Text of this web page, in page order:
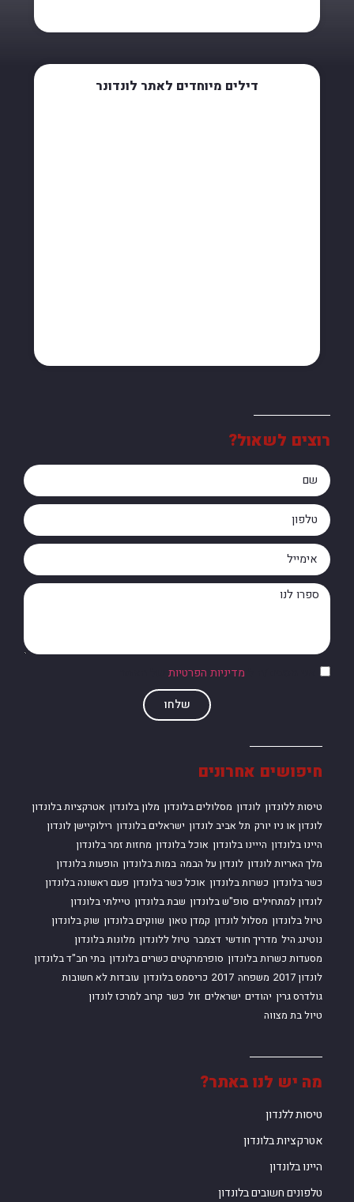
דילים מיוחדים לאתר לונדונר
מה יש לנו באתר?
טיסות ללנדון
אטרקציות בלונדון
היינו בלונדון
טלפונים חשובים בלונדון
חיפושים אחרונים
טיסות ללונדון לונדון מסלולים בלונדון מלון בלונדון אטרקציות בלונדון
לונדון או ניו יורק תל אביב לונדון ישראלים בלונדון רילוקיישן לונדון
היינו בלונדון הייינו בלונדון אוכל בלונדון מחזות זמר בלונדון
מלך האריות לונדון לונדון על הבמה במות בלונדון הופעות בלונדון
כשר בלונדון כשרות בלונדון אוכל כשר בלונדון פעם ראשונה בלונדון
לונדון למתחילים סופ"ש בלונדון שבת בלונדון טיילתי בלונדון
טיול בלונדון מסלול לונדון קמדן טאון שווקים בלונדון שוק בלונדון
נוטינג היל מדריך חודשי דצמבר טיול ללונדון מלונות בלונדון
מסעדות כשרות בלונדון סופרמרקטים כשרים בלונדון בתי חב"ד בלונדון
לונדון 2017
משפחה 2017 כריסמס בלונדון עובדות לא חשובות
גולדרס גרין יהודים ישראלים זול כשר קרוב למרכז לונדון
טיול בת מצווה
רוצים לשאול?
מדיניות הפרטיות
שלחו